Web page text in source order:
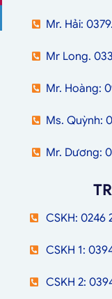
Mr. Hải:
Mr Long.
Mr. Hoàng:
Ms. Quỳnh:
Mr. Dương:
CSKH: 0246
CSKH 1:
CSKH 2: